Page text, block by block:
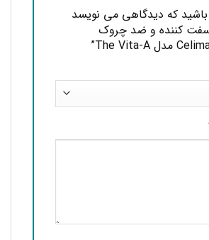
که دیدگاهی می نویسد
سفت کننده و ضد چروک